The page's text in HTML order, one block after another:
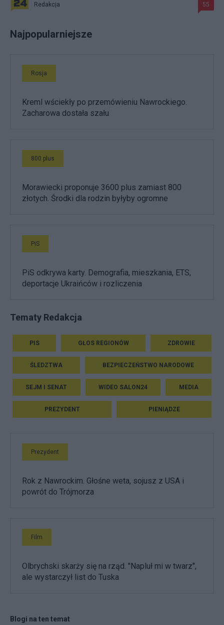
Redakcja 55
Najpopularniejsze
Rosja
Kreml wściekły po przemówieniu Nawrockiego.
Zacharowa dostała szału
800 plus
Morawiecki proponuje 3600 plus zamiast 800
złotych. Środki dla rodzin byłyby ogromne
PiS
PiS odkrywa karty. Demografia, mieszkania, ETS,
deportacje Ukraińców i rozliczenia
Tematy Redakcja
PIS GŁOS REGIONÓW ZDROWIE
ŚLEDZTWA BEZPIECZEŃSTWO NARODOWE
SEJM I SENAT WIDEO SALON24 MEDIA
PREZYDENT PIENIĄDZE
Prezydent
Rok z Nawrockim. Głośne weta, sojusz z USA i
powrót do Trójmorza
Film
Olbrychski skarży się na rząd. "Napluł mi w twarz",
ale wystarczył list do Tuska
Blogi na ten temat